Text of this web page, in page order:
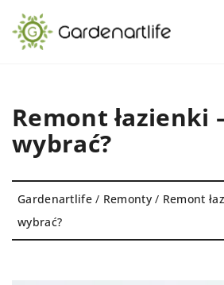
Remont łazienki
wybrać?
Gardenartlife/ Remonty/ Remont
wybrać?